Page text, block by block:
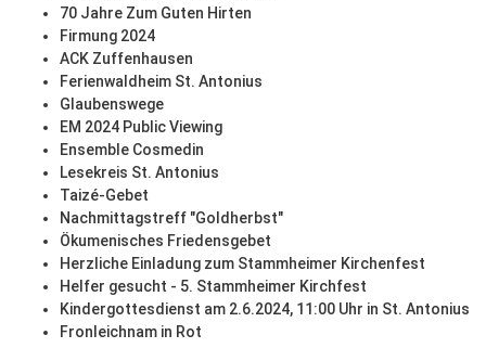
70 Jahre Zum Guten Hirten
Firmung 2024
ACK Zuffenhausen
Ferienwaldheim St. Antonius
Glaubenswege
EM 2024 Public Viewing
Ensemble Cosmedin
Lesekreis St. Antonius
Taizé-Gebet
Nachmittagstreff "Goldherbst"
Ökumenisches Friedensgebet
Herzliche Einladung zum Stammheimer Kirchenfest
Helfer gesucht - 5. Stammheimer Kirchfest
Kindergottesdienst am 2.6.2024, 11:00 Uhr in St. Antonius
Fronleichnam in Rot